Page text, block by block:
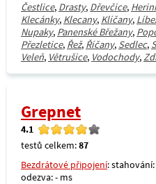
Čestlice, Drasty, Dřevčice,
Klecánky, Klecany, Klíčany,
Nupaky, Panenské Břežany,
Přezletice, Řež, Říčany, Sedlec,
Veleň, Větrušice, Vodochody,
Grepnet
4.1
testů celkem:87
Bezdrátové připojení:
odezva: - ms